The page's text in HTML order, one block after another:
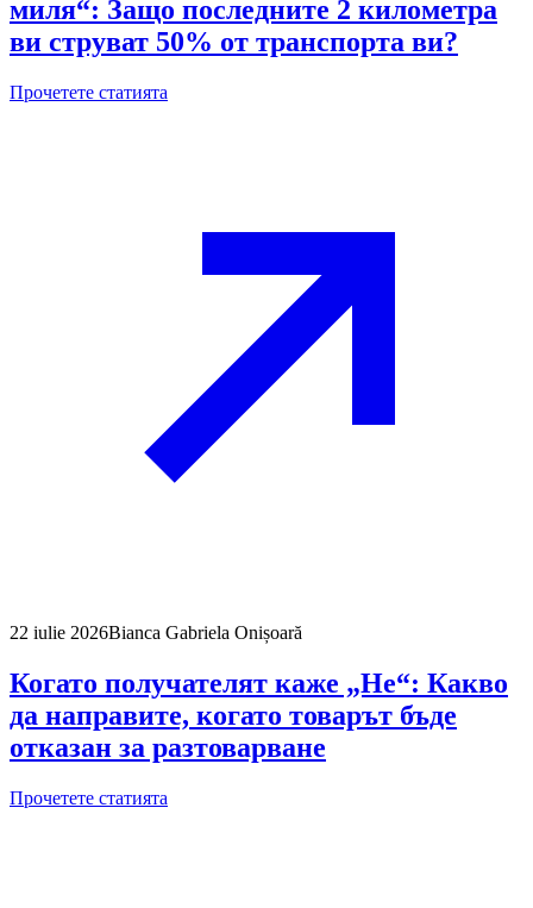
миля“: Защо последните 2 километра
ви струват 50% от транспорта ви?
Прочетете статията
22 iulie 2026Bianca Gabriela Onișoară
Когато получателят каже „Не“: Какво
да направите, когато товарът бъде
отказан за разтоварване
Прочетете статията